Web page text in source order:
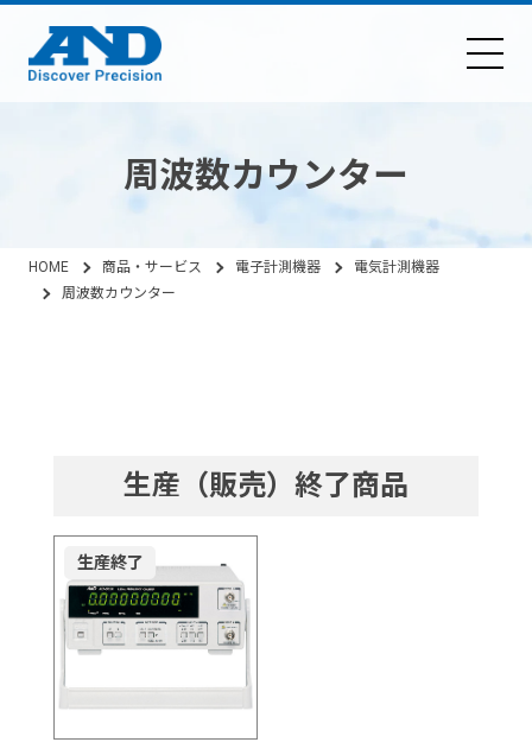
周波数カウンター
HOME 商品・サービス 電子計測機器
電気計測機器
周波数カウンター
生産（販売）終了商品
生産終了